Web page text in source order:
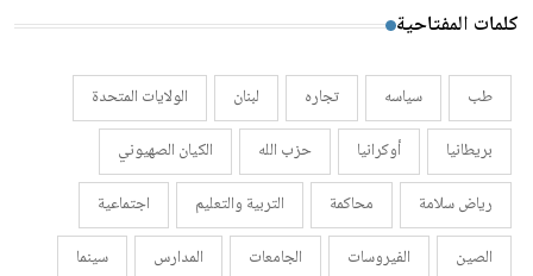
كلمات المفتاحية
طب سياسه تجاره لبنان
الولايات المتحدة
بريطانيا
أوكرانيا حزب الله
الكيان الصهيوني
رياض سلامة
محاكمة التربية والتعليم
اجتماعية
الصين
الفيروسات الجامعات المدارس
سينما